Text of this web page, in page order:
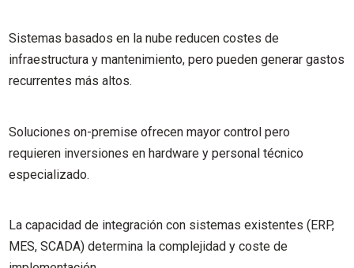
Sistemas basados en la nube reducen costes de
infraestructura y mantenimiento, pero pueden generar gastos
recurrentes más altos.
Soluciones on-premise ofrecen mayor control pero
requieren inversiones en hardware y personal técnico
especializado.
La capacidad de integración con sistemas existentes (ERP,
MES, SCADA) determina la complejidad y coste de